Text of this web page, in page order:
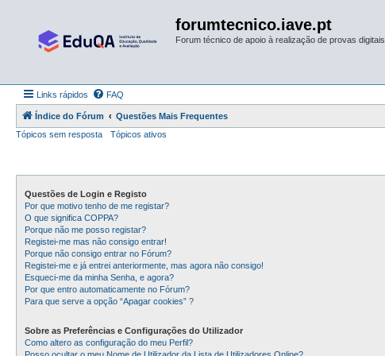
forumtecnico.iave.pt
Forum técnico de apoio à realização de provas digitais
Links rápidos FAQ
Índice do Fórum
Questões Mais Frequentes
Tópicos sem resposta
Tópicos ativos
Questões de Login e Registo
Por que motivo tenho de me registar?
O que significa COPPA?
Porque não me posso registar?
Registei-me mas não consigo entrar!
Porque não consigo entrar no Fórum?
Registei-me e já entrei anteriormente, mas agora não consigo!
Esqueci-me da minha Senha, e agora?
Por que entro automaticamente no Fórum?
Para que serve a opção “Apagar cookies” ?
Sobre as Preferências e Configurações do Utilizador
Como altero as configuração do meu Perfil?